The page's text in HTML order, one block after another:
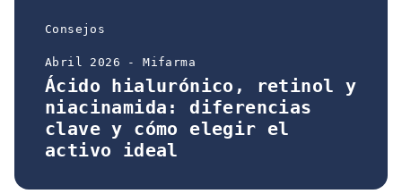
Consejos
Abril 2026 - Mifarma
Ácido hialurónico, retinol y
niacinamida: diferencias
clave y cómo elegir el
activo ideal